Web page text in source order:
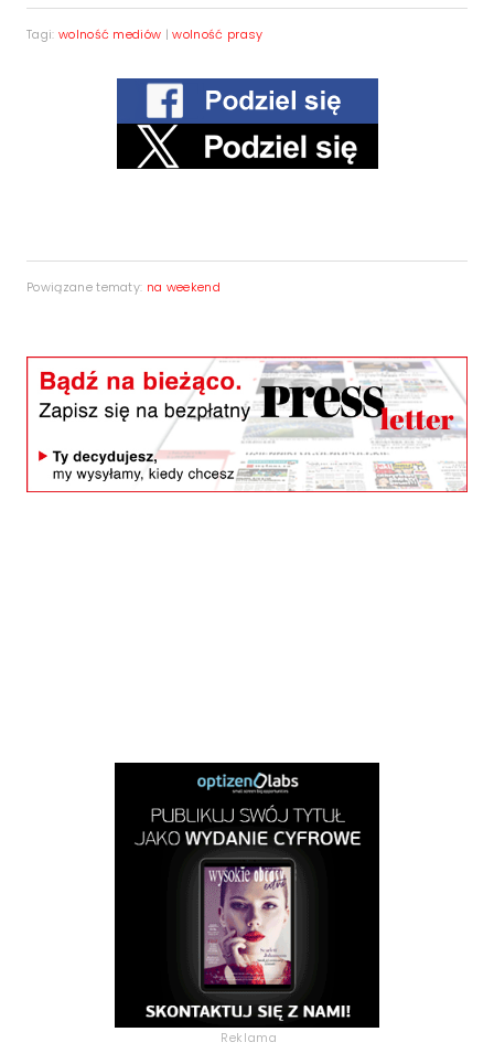
Tagi: wolność mediów |wolność prasy
Powiązane tematy: na weekend
Reklama